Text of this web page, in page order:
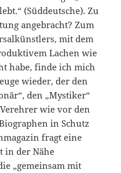
(Süddeutsche). Zu
angebracht? Zum
mit dem
Lachen wie
habe, finde ich mich
wieder, der den
den „Mystiker“
wie vor den
in Schutz
fragt eine
in der Nähe
„gemeinsam mit